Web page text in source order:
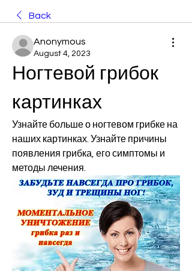
Back
Anonymous
August 4, 2023
Ногтевой грибок
картинках
Узнайте больше о ногтевом грибке на
наших картинках. Узнайте причины
появления грибка, его симптомы и
методы лечения.